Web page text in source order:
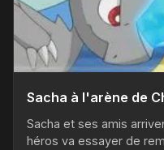
Sacha à l'arène de
Sacha et ses amis
héros va essayer de